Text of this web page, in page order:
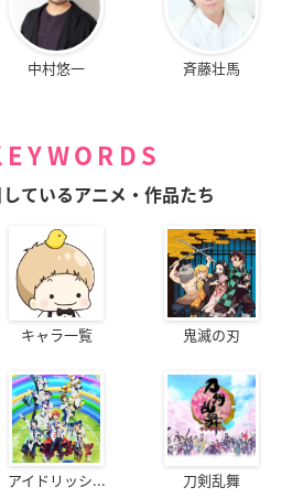
中村悠一 斉藤壮馬
ているアニメ・作品たち
キャラ一覧 鬼滅の刃
アイドリッシ... 刀剣乱舞